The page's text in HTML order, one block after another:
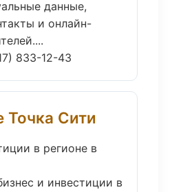
данные,
и онлайн-
833-12-43
Точка Сити
в регионе в
и инвестиции в